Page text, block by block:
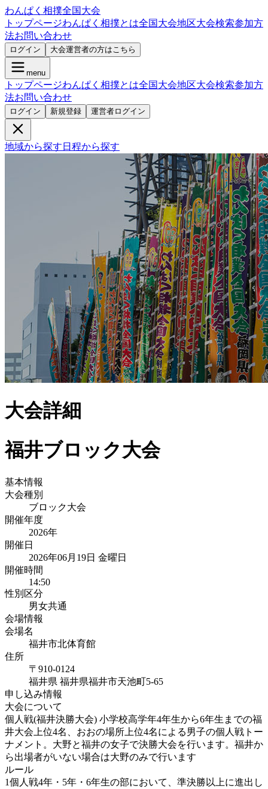
わんぱく相撲全国大会
トップページわんぱく相撲とは全国大会地区大会検索参加方
法お問い合わせ
ログイン 大会運営者の方はこちら
menu
トップページわんぱく相撲とは全国大会地区大会検索参加方
法お問い合わせ
ログイン 新規登録 運営者ログイン
地域から探す 日程から探す
大会詳細
福井ブロック大会
基本情報
大会種別
ブロック大会
開催年度
2026年
開催日
2026年06月19日 金曜日
開催時間
14:50
性別区分
男女共通
会場情報
会場名
福井市北体育館
住所
〒910-0124
福井県 福井県福井市天池町5-65
申し込み情報
大会について
個人戦(福井決勝大会) 小学校高学年4年生から6年生までの福
井大会上位4名、おおの場所上位4名による男子の個人戦トー
ナメント。大野と福井の女子で決勝大会を行います。福井か
ら出場者がいない場合は大野のみで行います
ルール
1個人戦4年・5年・6年生の部において、準決勝以上に進出し